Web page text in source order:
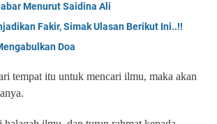
Menurut Saidina Ali
Fakir, Simak Ulasan Berikut Ini..!!
Doa
tempat itu untuk mencari ilmu, maka akan